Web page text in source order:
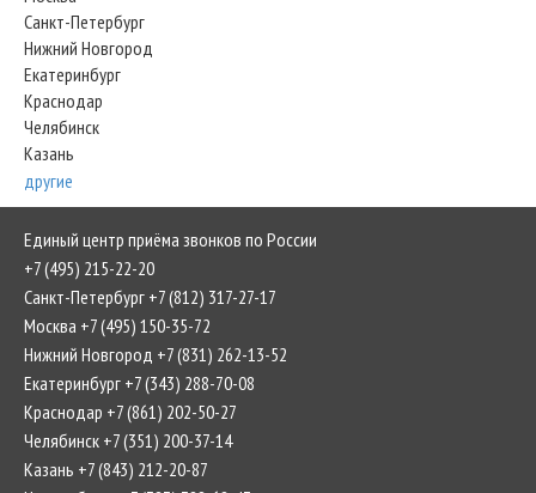
Санкт-Петербург
Нижний Новгород
Екатеринбург
Краснодар
Челябинск
Казань
другие
Единый центр приёма звонков по России
+7 (495) 215-22-20
Санкт-Петербург +7 (812) 317-27-17
Москва +7 (495) 150-35-72
Нижний Новгород +7 (831) 262-13-52
Екатеринбург +7 (343) 288-70-08
Краснодар +7 (861) 202-50-27
Челябинск +7 (351) 200-37-14
Казань +7 (843) 212-20-87